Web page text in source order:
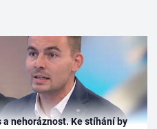
nehoráznost. Ke stíhání by